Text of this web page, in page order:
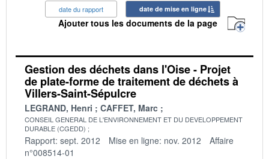
date du rapport date de mise en ligne
Ajouter tous les documents de la page
Gestion des déchets dans l'Oise - Projet
de plate-forme de traitement de déchets à
Villers-Saint-Sépulcre
LEGRAND, Henri CAFFET, Marc
CONSEIL GENERAL DE L'ENVIRONNEMENT ET DU DEVELOPPEMENT
DURABLE (CGEDD)
Rapport: sept. 2012 Mise en ligne: nov. 2012
Affaire
n°008514-01